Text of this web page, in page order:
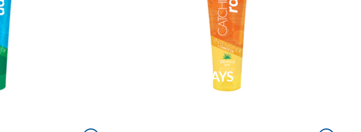
CATCHING RAYS